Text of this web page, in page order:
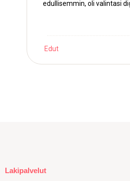
vakuutuksistasi.
Edut
Lakipalvelut